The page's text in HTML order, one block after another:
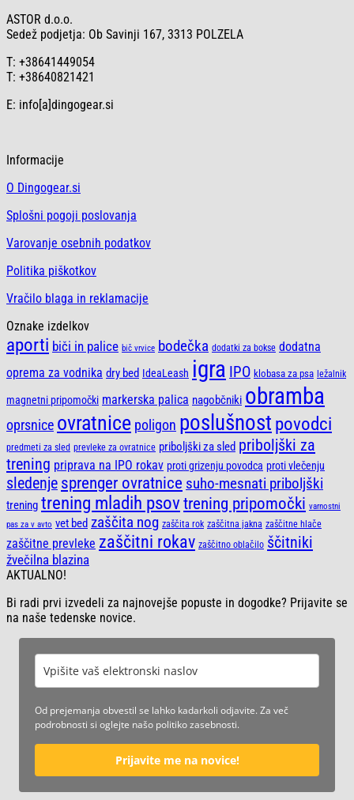
ASTOR d.o.o.
Sedež podjetja: Ob Savinji 167, 3313 POLZELA
T: +38641449054
T: +38640821421
E: info[a]dingogear.si
Informacije
O Dingogear.si
Splošni pogoji poslovanja
Varovanje osebnih podatkov
Politika piškotkov
Vračilo blaga in reklamacije
Oznake izdelkov
aporti biči in palice bič vrvice bodečka dodatki za bokse dodatna
oprema za vodnika dry bed IdeaLeash igra IPO klobasa za psa ležalnik
magnetni pripomočki markerska palica nagobčniki obramba
oprsnice ovratnice poligon poslušnost povodci
predmeti za sled prevleke za ovratnice priboljški za sled priboljški za
trening priprava na IPO rokav proti grizenju povodca proti vlečenju
sledenje sprenger ovratnice suho-mesnati priboljški
trening trening mladih psovtrening pripomočki varnostni
pas za v avto vet bed zaščita nog zaščita rok zaščitna jakna zaščitne hlače
zaščitne prevleke zaščitni rokav zaščitno oblačilo ščitniki
žvečilna blazina
AKTUALNO!
Bi radi prvi izvedeli za najnovejše popuste in dogodke? Prijavite se
na naše tedenske novice.
Od prejemanja obvestil se lahko kadarkoli odjavite. Za več
podrobnosti si oglejte našo politiko zasebnosti.
Prijavite me na novice!